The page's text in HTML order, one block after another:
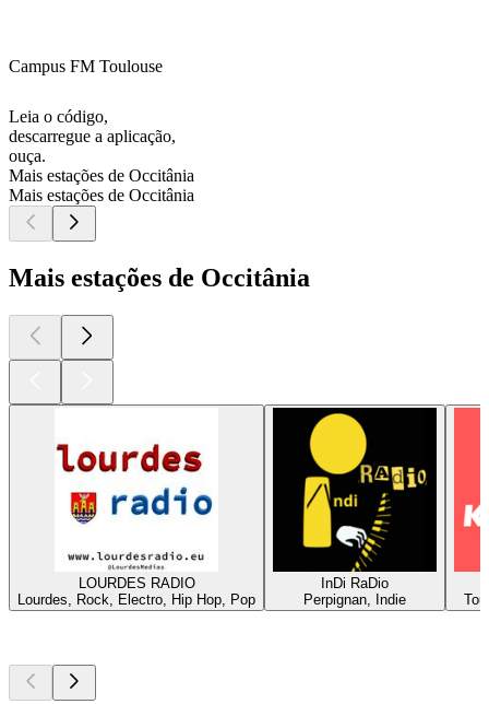
Campus FM Toulouse
Leia o código,
descarregue a aplicação,
ouça.
Mais estações de Occitânia
Mais estações de Occitânia
Mais estações de Occitânia
LOURDES RADIO
Lourdes, Rock, Electro, Hip Hop, Pop
InDi RaDio
Perpignan, Indie